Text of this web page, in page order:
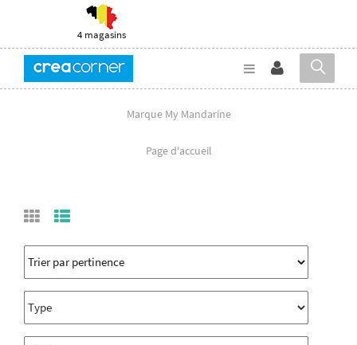
4 magasins
Marque My Mandarine
Page d'accueil